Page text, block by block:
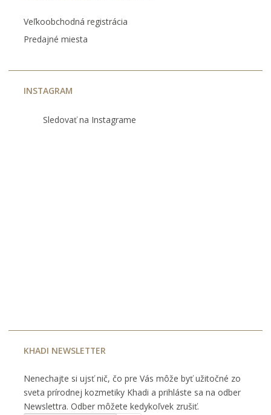
Veľkoobchodná registrácia
Predajné miesta
INSTAGRAM
Sledovať na Instagrame
KHADI NEWSLETTER
Nenechajte si ujsť nič, čo pre Vás môže byť užitočné zo
sveta prírodnej kozmetiky Khadi a prihláste sa na odber
Newslettra. Odber môžete kedykoľvek zrušiť.